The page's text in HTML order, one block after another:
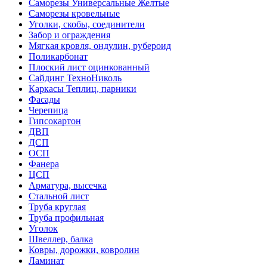
Саморезы Универсальные Желтые
Саморезы кровельные
Уголки, скобы, соединители
Забор и ограждения
Мягкая кровля, ондулин, рубероид
Поликарбонат
Плоский лист оцинкованный
Сайдинг ТехноНиколь
Каркасы Теплиц, парники
Фасады
Черепица
Гипсокартон
ДВП
ДСП
ОСП
Фанера
ЦСП
Арматура, высечка
Стальной лист
Труба круглая
Труба профильная
Уголок
Швеллер, балка
Ковры, дорожки, ковролин
Ламинат